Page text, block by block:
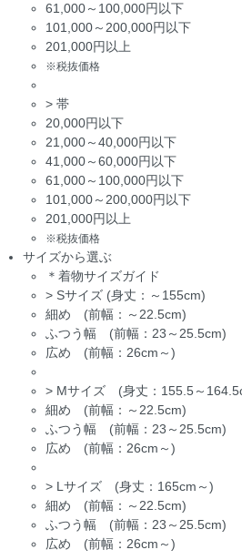
61,000～100,000円以下
101,000～200,000円以下
201,000円以上
※税抜価格
> 帯
20,000円以下
21,000～40,000円以下
41,000～60,000円以下
61,000～100,000円以下
101,000～200,000円以下
201,000円以上
※税抜価格
サイズから選ぶ
＊着物サイズガイド
> Sサイズ (身丈：～155cm)
細め (前幅：～22.5cm)
ふつう幅 (前幅：23～25.5cm)
広め (前幅：26cm～)
> Mサイズ (身丈：155.5～
細め (前幅：～22.5cm)
ふつう幅 (前幅：23～25.5cm)
広め (前幅：26cm～)
> Lサイズ (身丈：165cm～)
細め (前幅：～22.5cm)
ふつう幅 (前幅：23～25.5cm)
広め (前幅：26cm～)